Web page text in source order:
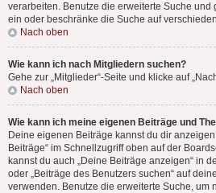
verarbeiten. Benutze die erweiterte Suche und
ein oder beschränke die Suche auf
Nach oben
Wie kann ich nach Mitgliedern suchen?
Gehe zur „Mitglieder“-Seite und klicke auf
Nach oben
Wie kann ich meine eigenen Beiträge und
Deine eigenen Beiträge kannst du dir
Beiträge“ im Schnellzugriff oben auf der
kannst du auch „Deine Beiträge anzeigen“ in
oder „Beiträge des Benutzers suchen“ auf
verwenden. Benutze die erweiterte Suche, um